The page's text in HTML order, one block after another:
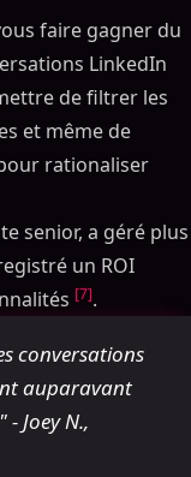
faire gagner du
LinkedIn
de filtrer les
et même de
rationaliser
senior, a géré plus
un ROI
[7].
conversations
auparavant
Joey N.,